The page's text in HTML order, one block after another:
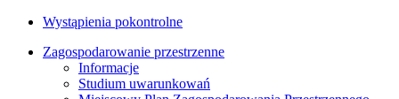
Wystąpienia pokontrolne
Zagospodarowanie przestrzenne
Informacje
Studium uwarunkowań